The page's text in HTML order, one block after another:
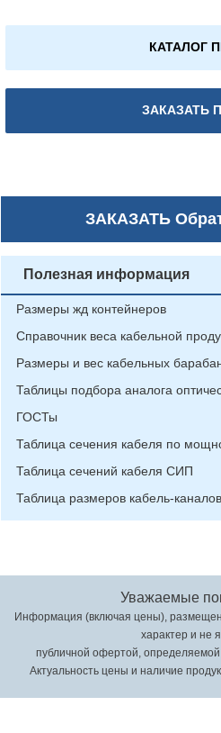
КАТАЛОГ
ЗАКАЗАТЬ
ЗАКАЗАТЬ
Полезная информация
Размеры жд контейнеров
Справочник веса кабельной
Размеры и вес кабельных
Таблицы подбора аналога
ГОСТы
Таблица сечения кабеля по
Таблица сечений кабеля СИП
Таблица размеров кабель-каналов
Уважаемые
Информация (включая цены),
характер и не
публичной офертой,
Актуальность цены и наличие